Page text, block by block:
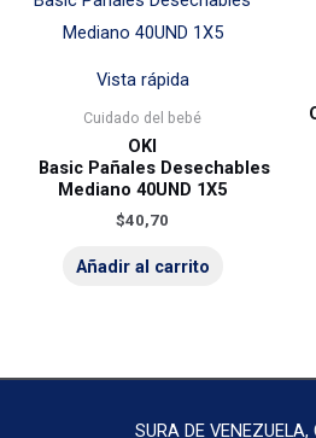
Vista rápida
Cuidado del bebé
OKI
Basic Pañales Desechables
Mediano 40UND 1X5
$40,70
Añadir al carrito
SURA DE